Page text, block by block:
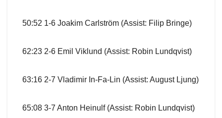
50:52 1-6 Joakim Carlström (Assist: Filip Bringe)
62:23 2-6 Emil Viklund (Assist: Robin Lundqvist)
63:16 2-7 Vladimir In-Fa-Lin (Assist: August Ljung)
65:08 3-7 Anton Heinulf (Assist: Robin Lundqvist)